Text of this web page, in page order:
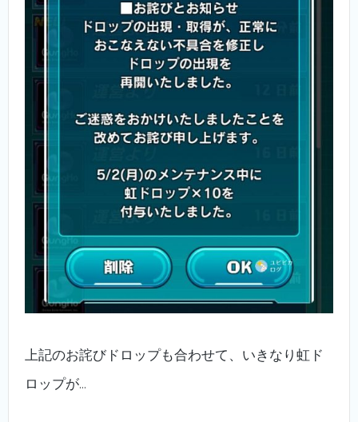
上記のお詫びドロップも合わせて、いきなり虹ド
ロップが…